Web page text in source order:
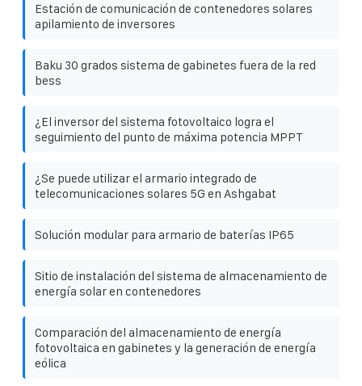
Estación de comunicación de contenedores solares
apilamiento de inversores
Baku 30 grados sistema de gabinetes fuera de la red
bess
¿El inversor del sistema fotovoltaico logra el
seguimiento del punto de máxima potencia MPPT
¿Se puede utilizar el armario integrado de
telecomunicaciones solares 5G en Ashgabat
Solución modular para armario de baterías IP65
Sitio de instalación del sistema de almacenamiento de
energía solar en contenedores
Comparación del almacenamiento de energía
fotovoltaica en gabinetes y la generación de energía
eólica